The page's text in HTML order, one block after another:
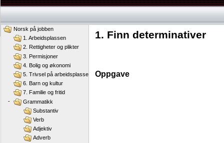
1. Finn determinativer
Oppgave
Norsk på jobben
1. Arbeidsplassen
2. Rettigheter og plikter
3. Permisjoner
4. Bolig og økonomi
5. Trivsel på arbeidsplassen
6. Barn og kultur
7. Familie og fritid
-
Grammatikk
Substantiv
Verb
Adjektiv
Adverb